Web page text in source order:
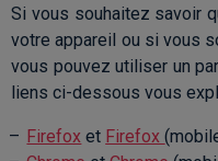
Si vous souhaitez savoir
votre appareil ou si vous
vous pouvez utiliser un
liens ci-dessous vous
Firefox et Firefox